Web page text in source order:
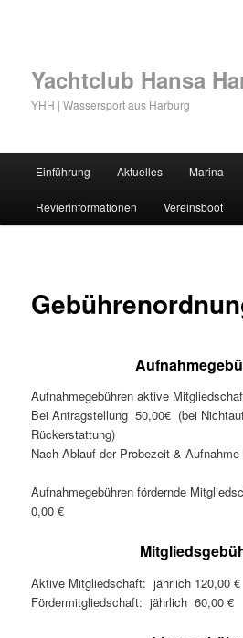
Yachtclub Hansa
YHH | Wassersport aus Harburg
Einführung Aktuelles Marina
Revierinformationen Vereinsboot
Aufnahmegebühren aktive
Bei Antragstellung 50,00€ (bei
Rückerstattung)
Nach Ablauf der Probezeit &
Aufnahmegebühren fördernde
0,00 €
Aktive Mitgliedschaft: jährlich 120,00 €
Fördermitgliedschaft: jährlich 60,00 €